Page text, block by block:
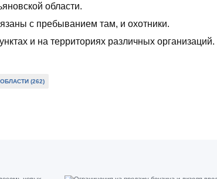
области.
с пребыванием там, и охотники.
и на территориях различных организаций.
(262)